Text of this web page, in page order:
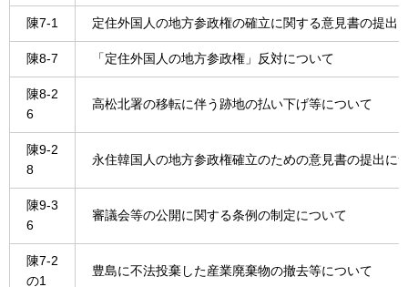
陳7-1 定住外国人の地方参政権の確立に関する意見書の提出
陳8-7 「定住外国人の地方参政権」反対について
陳8-2
6
高松北署の移転に伴う跡地の払い下げ等について
陳9-2
8
永住韓国人の地方参政権確立のための意見書の提出に
陳9-3
6
審議会等の公開に関する条例の制定について
陳7-2
の1
豊島に不法投棄した産業廃棄物の撤去等について